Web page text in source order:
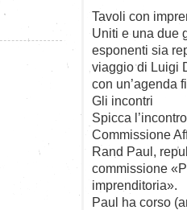
Tavoli con
Uniti e una due
esponenti sia
viaggio di Luigi
con un’agenda
Gli incontri
Spicca
Commissione
Rand Paul,
commissione
imprenditoria».
Paul ha corso